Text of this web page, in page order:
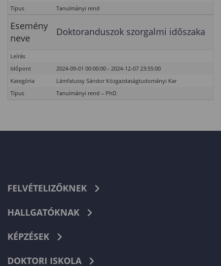
Típus
Tanulmányi rend
Esemény
neve
Doktoranduszok szorgalmi időszaka
Leírás
Időpont
2024-09-01 00:00:00 - 2024-12-07 23:55:00
Kategória
Lámfalussy Sándor Közgazdaságtudományi Kar
Típus
Tanulmányi rend – PhD
FELVÉTELIZŐKNEK
HALLGATÓKNAK
KÉPZÉSEK
DOKTORI ISKOLA